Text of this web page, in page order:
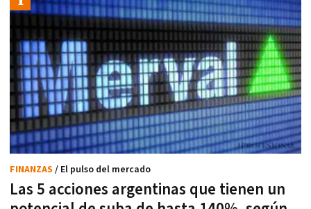
Las 5 acciones argentinas que tienen un
FINANZAS / El pulso del mercado